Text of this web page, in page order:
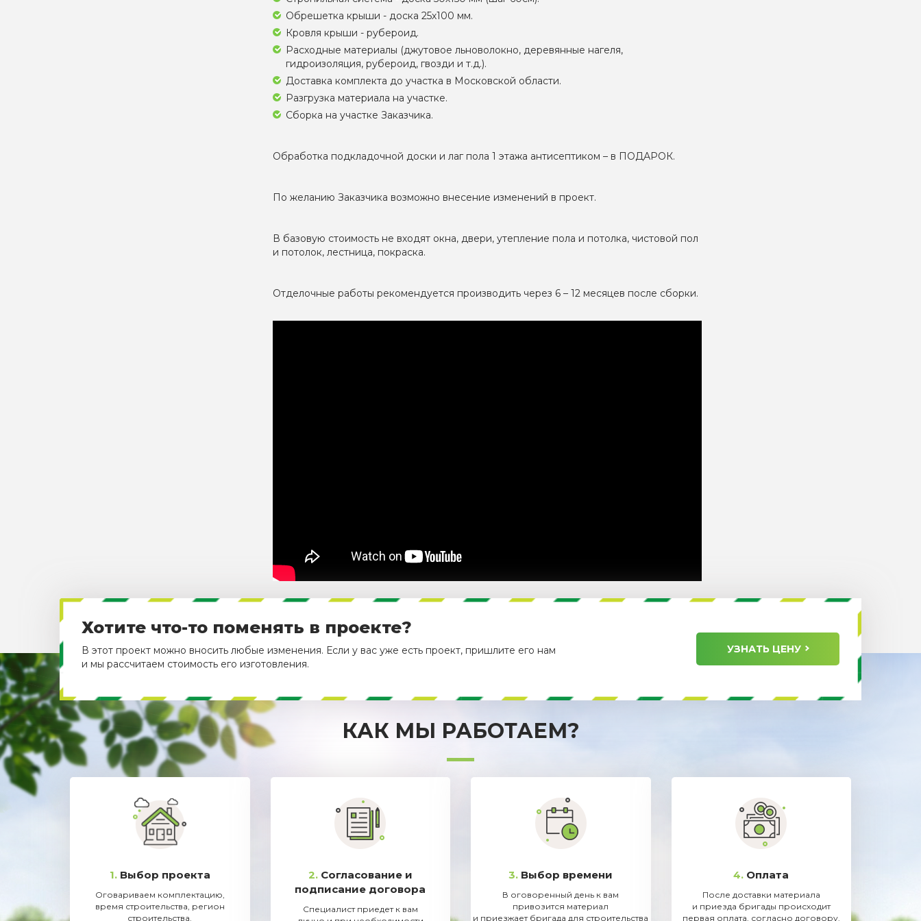
Обрешетка крыши - доска 25х100 мм.
Кровля крыши - рубероид.
Расходные материалы (джутовое льноволокно, деревянные нагеля,
гидроизоляция, рубероид, гвозди и т.д.).
Доставка комплекта до участка в Московской области.
Разгрузка материала на участке.
Сборка на участке Заказчика.
Обработка подкладочной доски и лаг пола 1 этажа антисептиком – в ПОДАРОК.
По желанию Заказчика возможно внесение изменений в проект.
В базовую стоимость не входят окна, двери, утепление пола и потолка, чистовой пол
и потолок, лестница, покраска.
Отделочные работы рекомендуется производить через 6 – 12 месяцев после сборки.
Хотите что-то поменять в проекте?
В этот проект можно вносить любые изменения. Если у вас уже есть проект, пришлите его нам
и мы рассчитаем стоимость его изготовления.
УЗНАТЬ ЦЕНУ
КАК МЫ РАБОТАЕМ?
1. Выбор проекта
Оговариваем комплектацию,
время строительства, регион
строительства.
2. Согласование и
подписание договора
Специалист приедет к вам
3. Выбор времени
В оговоренный день к вам
привозится материал
и приезжает бригада для строительства
4. Оплата
После доставки материала
и приезда бригады происходит
первая оплата, согласно договору.